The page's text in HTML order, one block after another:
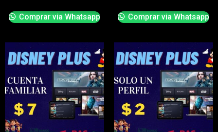
Comprar via Whatsapp Comprar via Whatsapp